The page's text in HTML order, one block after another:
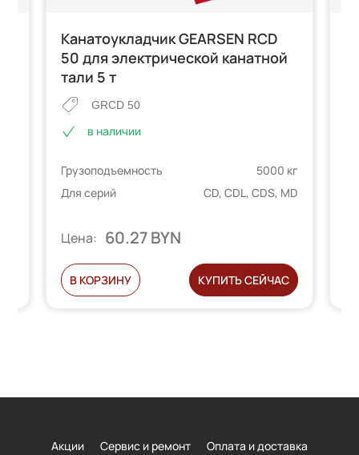
Канатоукладчик GEARSEN RCD
50 для электрической канатной
тали 5 т
GRCD 50
в наличии
Грузоподъемность
5000 кг
Для серий
CD, CDL, CDS, MD
Цена: 60.27 BYN
В КОРЗИНУ КУПИТЬ СЕЙЧАС
Акции Сервис и ремонт
Оплата и доставка